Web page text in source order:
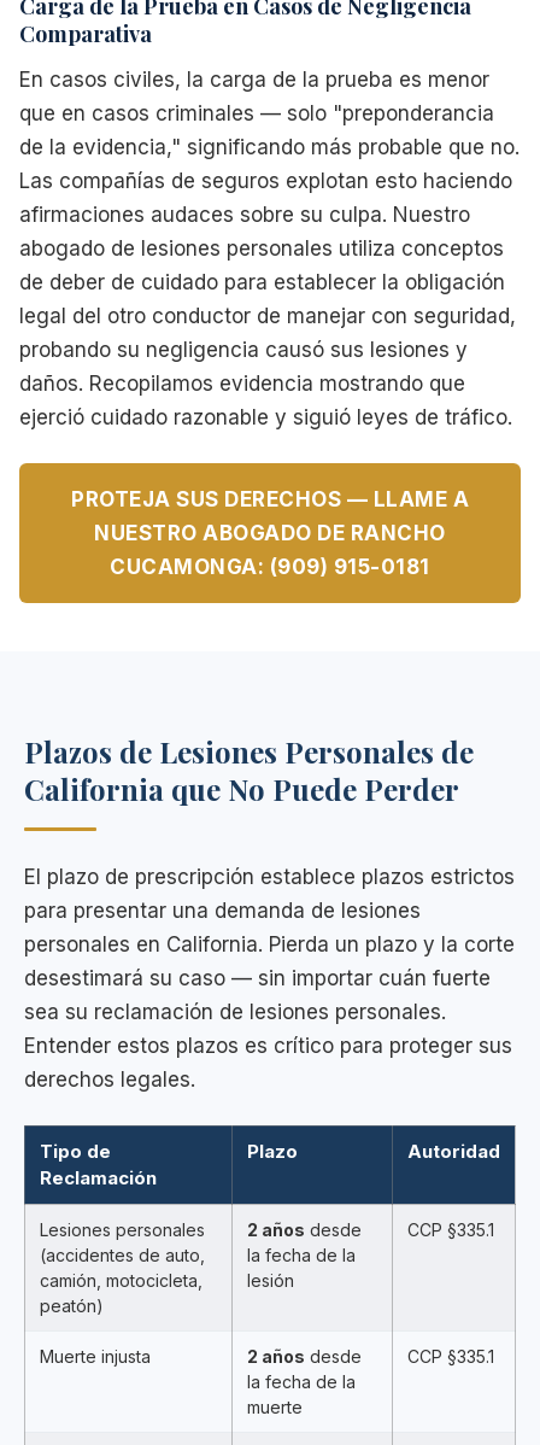
Comparativa
En casos civiles, la carga de la prueba es menor
que en casos criminales — solo "preponderancia
de la evidencia," significando más probable que no.
Las compañías de seguros explotan esto haciendo
afirmaciones audaces sobre su culpa. Nuestro
abogado de lesiones personales utiliza conceptos
de deber de cuidado para establecer la obligación
legal del otro conductor de manejar con seguridad,
probando su negligencia causó sus lesiones y
daños. Recopilamos evidencia mostrando que
ejerció cuidado razonable y siguió leyes de tráfico.
PROTEJA SUS DERECHOS — LLAME A
NUESTRO ABOGADO DE RANCHO
CUCAMONGA: (909) 915-0181
Plazos de Lesiones Personales de
California que No Puede Perder
El plazo de prescripción establece plazos estrictos
para presentar una demanda de lesiones
personales en California. Pierda un plazo y la corte
desestimará su caso — sin importar cuán fuerte
sea su reclamación de lesiones personales.
Entender estos plazos es crítico para proteger sus
derechos legales.
Tipo de
Reclamación
Plazo Autoridad
Lesiones personales
(accidentes de auto,
camión, motocicleta,
peatón)
2 años desde
la fecha de la
lesión
CCP §335.1
Muerte injusta 2 años desde
la fecha de la
muerte
CCP §335.1